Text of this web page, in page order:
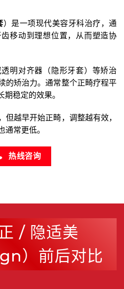
）是一项现代美容牙科治疗，通
移动到理想位置，从而塑造协
明对齐器（隐形牙套）等矫治
的矫治力。通常整个正畸疗程平
期稳定的效果。
但越早开始正畸，调整越有效，
常更低。
热线咨询
/ 隐适美
）前后对比